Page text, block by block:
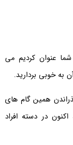
عنوان کردیم می
به خوبی بردارید.
همین گام های
در دسته افراد